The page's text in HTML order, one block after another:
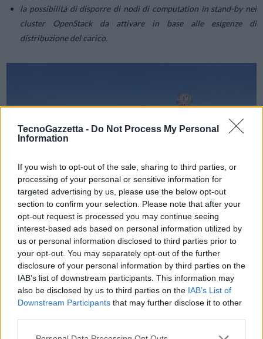
TecnoGazzetta - Do Not Process My Personal
Information
If you wish to opt-out of the sale, sharing to third parties, or
processing of your personal or sensitive information for
targeted advertising by us, please use the below opt-out
section to confirm your selection. Please note that after your
opt-out request is processed you may continue seeing
interest-based ads based on personal information utilized by
us or personal information disclosed to third parties prior to
your opt-out. You may separately opt-out of the further
disclosure of your personal information by third parties on the
IAB’s list of downstream participants. This information may
also be disclosed by us to third parties on the IAB’s List of
Downstream Participants that may further disclose it to other
la possibilità di disporre di nodi di computation in stand-by nei
cluster OpenStack da attivare in base alle esigenze di
distribuzione del carico.
“Siamo orgogliosi di annunciare la nuova collaborazione con un
istituto di prestigio come l’Università di Pisa, un passo significativo
verso l’innovazione nell’applicazione pratica del machine learning
all’interno dell’ecosistema cloud.
– ha commentato Daniele Migliorini, Head of Engineering di Aruba –
Questa partnership riflette il nostro impegno continuo nella
collaborazione tecnologica con istituzioni accademiche di eccellenza
nel panorama italiano al fine di offrire soluzioni all’avanguardia e